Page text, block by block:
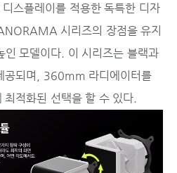
스플레이를 적용한 독특한 디자
시리즈의 장점을 유지
인 모델이다. 이 시리즈는 블랙과
공되며, 360mm 라디에이터를
적화된 선택을 할 수 있다.